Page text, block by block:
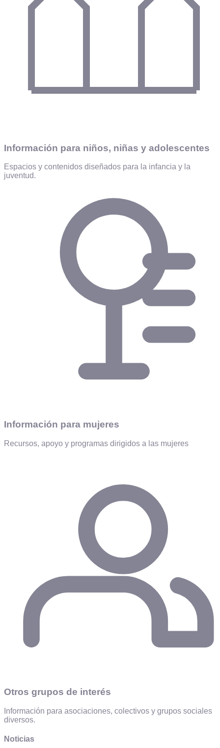
Información para niños, niñas y adolescentes
Espacios y contenidos diseñados para la infancia y la
juventud.
Información para mujeres
Recursos, apoyo y programas dirigidos a las mujeres
Otros grupos de interés
Información para asociaciones, colectivos y grupos sociales
diversos.
Noticias